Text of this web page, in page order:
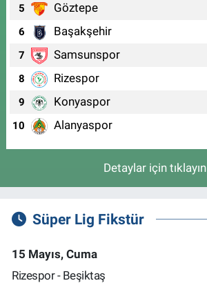
5 Göztepe
6 Başakşehir
7 Samsunspor
8 Rizespor
9 Konyaspor
10 Alanyaspor
Detaylar için tıklayın
Süper Lig Fikstür
15 Mayıs, Cuma
Rizespor - Beşiktaş